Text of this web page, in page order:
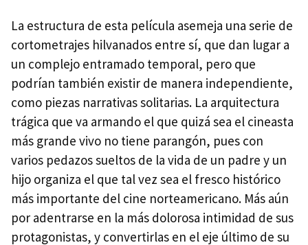
La estructura de esta película asemeja una serie de
cortometrajes hilvanados entre sí, que dan lugar a
un complejo entramado temporal, pero que
podrían también existir de manera independiente,
como piezas narrativas solitarias. La arquitectura
trágica que va armando el que quizá sea el cineasta
más grande vivo no tiene parangón, pues con
varios pedazos sueltos de la vida de un padre y un
hijo organiza el que tal vez sea el fresco histórico
más importante del cine norteamericano. Más aún
por adentrarse en la más dolorosa intimidad de sus
protagonistas, y convertirlas en el eje último de su